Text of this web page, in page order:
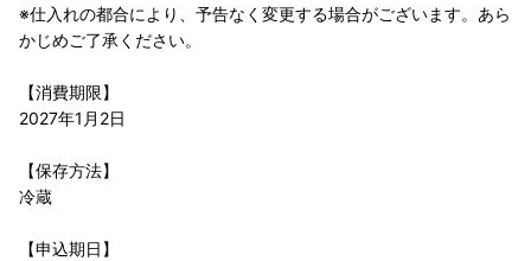
※仕入れの都合により、予告なく変更する場合がございます。あら
かじめご了承ください。
【消費期限】
2027年1月2日
【保存方法】
冷蔵
【申込期日】